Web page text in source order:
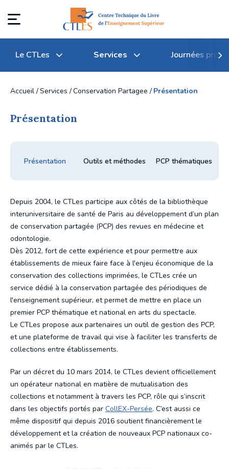
Le CTLes
Qu'est-ce que le CTLes ?
Comité d'orientation stratégique
Organigramme
Rapports annuels
Programmations bisannuelles
Charte documentaire
Galeries d'images
Revue de presse
Services
Transferts et gestion des
Communication des documents
Tarifs
Stockage provisoire
Journées
Journées professionnelles du
Archives des journées
Participation à des
manifestations professionnelles
Accueil Services Conservation Partagee Présentation
Présentation
Présentation Outils et méthodes PCP thématiques
Depuis 2004, le CTLes participe aux côtés de la bibliothèque
interuniversitaire de santé de Paris au développement d’un plan
de conservation partagée (PCP) des revues en médecine et
odontologie.
Dès 2012, fort de cette expérience et pour permettre aux
établissements de mieux faire face à l'enjeu économique de la
conservation des collections imprimées, le CTLes crée un
service dédié à la conservation partagée des périodiques de
l'enseignement supérieur, et permet de mettre en place un
premier PCP thématique et national en arts du spectacle.
Le CTLes propose aux partenaires un outil de gestion des PCP,
et une plateforme de travail qui vise à faciliter les transferts de
collections entre établissements.
Par un décret du 10 mars 2014, le CTLes devient officiellement
un opérateur national en matière de mutualisation des
collections et notamment à travers les PCP, rôle qui s’inscrit
dans les objectifs portés par CollEX-Persée. C’est aussi ce
même dispositif qui depuis 2016 soutient financièrement le
développement et la création de nouveaux PCP nationaux co-
animés par le CTLes.